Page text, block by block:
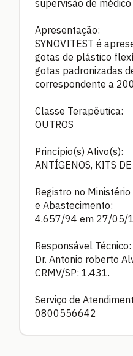
supervisão de
Apresentação:
SYNOVITEST é
gotas de plástico
gotas padronizadas
correspondente a
Classe Terapêutica:
OUTROS
Princípio(s) Ativo(s):
ANTÍGENOS, KITS
Registro no
e Abastecimento:
4.657/94 em 27/05/
Responsável Técnico:
Dr. Antonio roberto
CRMV/SP: 1.431.
Serviço de
0800556642